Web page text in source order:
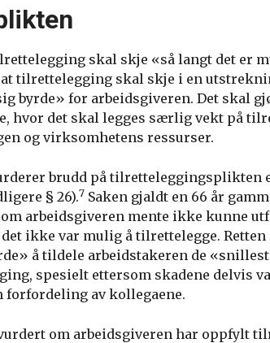
skal skje «så langt det er
tilrettelegging skal skje i en
byrde» for arbeidsgiveren. Det skal
hvor det skal legges særlig vekt på
og virksomhetens ressurser.
brudd på tilretteleggingsplikten
§ 26).7 Saken gjaldt en 66 år
arbeidsgiveren mente ikke kunne
ikke var mulig å tilrettelegge.
å tildele arbeidstakeren de
spesielt ettersom skadene delvis
forfordeling av kollegaene.
om arbeidsgiveren har oppfylt